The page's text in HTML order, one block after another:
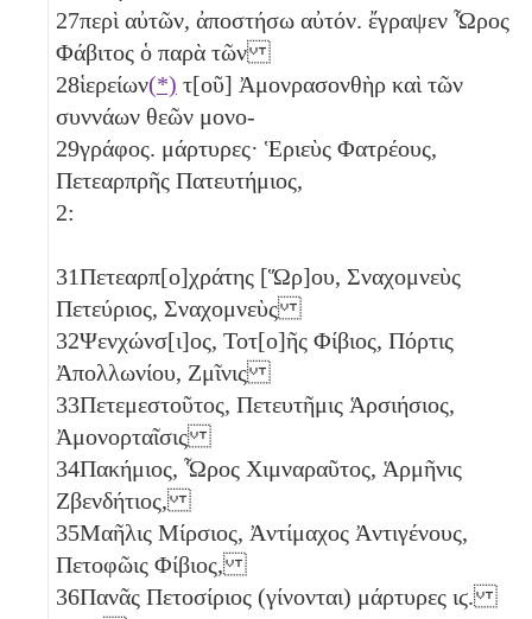
27περὶ αὐτῶν, ἀποστήσω αὐτόν. ἔγραψεν Ὧρος
Φάβιτος ὁ παρὰ τῶν
28ἱερείων(*) τ[οῦ] Ἀμονρασονθὴρ καὶ τῶν
συννάων θεῶν μονο-
29γράφος. μάρτυρες· Ἑριεὺς Φατρέους,
Πετεαρπρῆς Πατευτήμιος,
2:
31Πετεαρπ[ο]χράτης [Ὥρ]ου, Σναχομνεὺς
Πετεύριος, Σναχομνεὺς
32Ψενχώνσ[ι]ος, Τοτ[ο]ῆς Φίβιος, Πόρτις
Ἀπολλωνίου, Ζμῖνις
33Πετεμεστοῦτος, Πετευτῆμις Ἁρσιήσιος,
Ἀμονορταῖσις
34Πακήμιος, Ὧρος Χιμναραῦτος, Ἁρμῆνις
Ζβενδήτιος,
35Μαῆλις Μίρσιος, Ἀντίμαχος Ἀντιγένους,
Πετοφῶις Φίβιος,
36Πανᾶς Πετοσίριος (γίνονται) μάρτυρες ιϛ.